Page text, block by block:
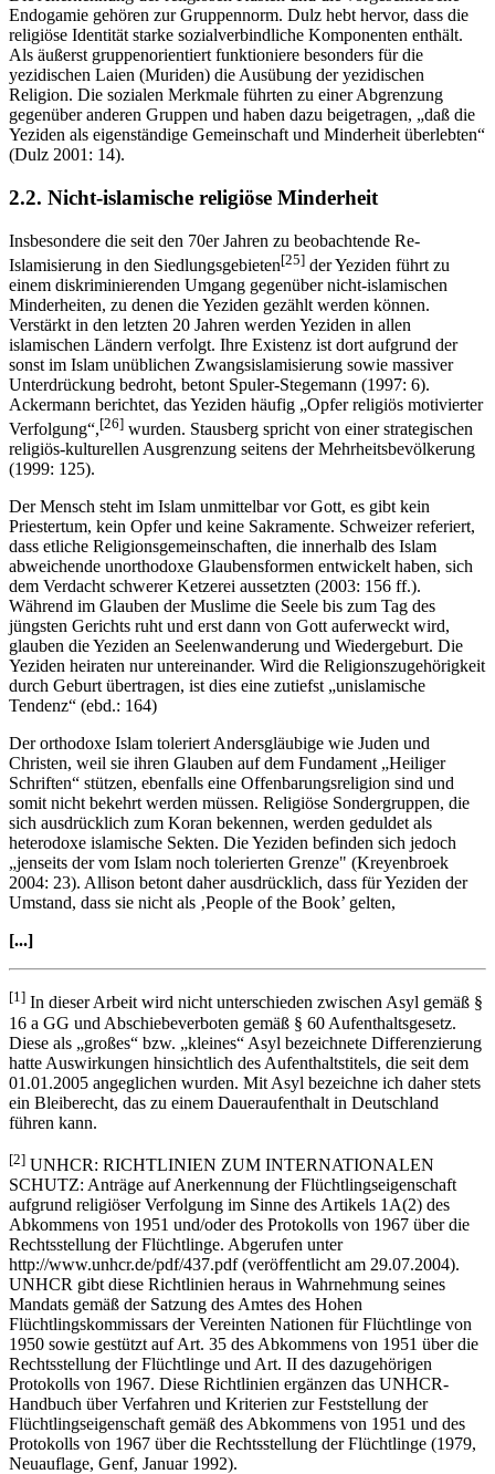
Endogamie gehören zur Gruppennorm. Dulz hebt hervor, dass die
religiöse Identität starke sozialverbindliche Komponenten enthält.
Als äußerst gruppenorientiert funktioniere besonders für die
yezidischen Laien (Muriden) die Ausübung der yezidischen
Religion. Die sozialen Merkmale führten zu einer Abgrenzung
gegenüber anderen Gruppen und haben dazu beigetragen, „daß die
Yeziden als eigenständige Gemeinschaft und Minderheit überlebten“
(Dulz 2001: 14).
2.2. Nicht-islamische religiöse Minderheit
Insbesondere die seit den 70er Jahren zu beobachtende Re-
Islamisierung in den Siedlungsgebieten[25] der Yeziden führt zu
einem diskriminierenden Umgang gegenüber nicht-islamischen
Minderheiten, zu denen die Yeziden gezählt werden können.
Verstärkt in den letzten 20 Jahren werden Yeziden in allen
islamischen Ländern verfolgt. Ihre Existenz ist dort aufgrund der
sonst im Islam unüblichen Zwangsislamisierung sowie massiver
Unterdrückung bedroht, betont Spuler-Stegemann (1997: 6).
Ackermann berichtet, das Yeziden häufig „Opfer religiös motivierter
Verfolgung“,[26] wurden. Stausberg spricht von einer strategischen
religiös-kulturellen Ausgrenzung seitens der Mehrheitsbevölkerung
(1999: 125).
Der Mensch steht im Islam unmittelbar vor Gott, es gibt kein
Priestertum, kein Opfer und keine Sakramente. Schweizer referiert,
dass etliche Religionsgemeinschaften, die innerhalb des Islam
abweichende unorthodoxe Glaubensformen entwickelt haben, sich
dem Verdacht schwerer Ketzerei aussetzten (2003: 156 ff.).
Während im Glauben der Muslime die Seele bis zum Tag des
jüngsten Gerichts ruht und erst dann von Gott auferweckt wird,
glauben die Yeziden an Seelenwanderung und Wiedergeburt. Die
Yeziden heiraten nur untereinander. Wird die Religionszugehörigkeit
durch Geburt übertragen, ist dies eine zutiefst „unislamische
Tendenz“ (ebd.: 164)
Der orthodoxe Islam toleriert Andersgläubige wie Juden und
Christen, weil sie ihren Glauben auf dem Fundament „Heiliger
Schriften“ stützen, ebenfalls eine Offenbarungsreligion sind und
somit nicht bekehrt werden müssen. Religiöse Sondergruppen, die
sich ausdrücklich zum Koran bekennen, werden geduldet als
heterodoxe islamische Sekten. Die Yeziden befinden sich jedoch
„jenseits der vom Islam noch tolerierten Grenze" (Kreyenbroek
2004: 23). Allison betont daher ausdrücklich, dass für Yeziden der
Umstand, dass sie nicht als ‚People of the Book’ gelten,
[...]
[1] In dieser Arbeit wird nicht unterschieden zwischen Asyl gemäß §
16 a GG und Abschiebeverboten gemäß § 60 Aufenthaltsgesetz.
Diese als „großes“ bzw. „kleines“ Asyl bezeichnete Differenzierung
hatte Auswirkungen hinsichtlich des Aufenthaltstitels, die seit dem
01.01.2005 angeglichen wurden. Mit Asyl bezeichne ich daher stets
ein Bleiberecht, das zu einem Daueraufenthalt in Deutschland
führen kann.
[2] UNHCR: RICHTLINIEN ZUM INTERNATIONALEN
SCHUTZ: Anträge auf Anerkennung der Flüchtlingseigenschaft
aufgrund religiöser Verfolgung im Sinne des Artikels 1A(2) des
Abkommens von 1951 und/oder des Protokolls von 1967 über die
Rechtsstellung der Flüchtlinge. Abgerufen unter
http://www.unhcr.de/pdf/437.pdf (veröffentlicht am 29.07.2004).
UNHCR gibt diese Richtlinien heraus in Wahrnehmung seines
Mandats gemäß der Satzung des Amtes des Hohen
Flüchtlingskommissars der Vereinten Nationen für Flüchtlinge von
1950 sowie gestützt auf Art. 35 des Abkommens von 1951 über die
Rechtsstellung der Flüchtlinge und Art. II des dazugehörigen
Protokolls von 1967. Diese Richtlinien ergänzen das UNHCR-
Handbuch über Verfahren und Kriterien zur Feststellung der
Flüchtlingseigenschaft gemäß des Abkommens von 1951 und des
Protokolls von 1967 über die Rechtsstellung der Flüchtlinge (1979,
Neuauflage, Genf, Januar 1992).